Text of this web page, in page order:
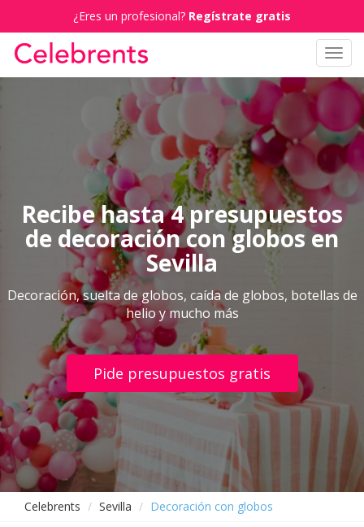
¿Eres un profesional? Regístrate gratis
Recibe hasta 4 presupuestos
de decoración con globos en
Sevilla
Decoración, suelta de globos, caída de globos, botellas de
helio y mucho más
Pide presupuestos gratis
Celebrents Sevilla Decoración con globos